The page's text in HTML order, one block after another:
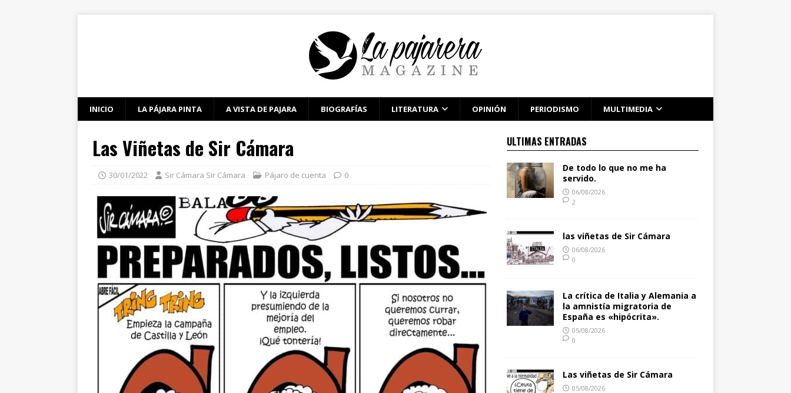
INICIO LA PÁJARA PINTA A VISTA DE PAJARA BIOGRAFÍAS LITERATURA OPINIÓN PERIODISMO MULTIMEDIA
Las Viñetas de Sir Cámara
30/01/2022 Sir Cámara Sir Cámara Pájaro de cuenta 0
ULTIMAS ENTRADAS
De todo lo que no me ha
servido.
06/08/2026
2
las viñetas de Sir Cámara
06/08/2026
0
La crítica de Italia y Alemania a
la amnistía migratoria de
España es «hipócrita».
05/08/2026
0
Las viñetas de Sir Cámara
05/08/2026